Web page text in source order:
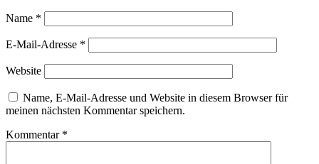
Name *
E-Mail-Adresse *
Website
Name, E-Mail-Adresse und Website in diesem Browser für
meinen nächsten Kommentar speichern.
Kommentar *